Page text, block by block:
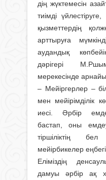
дің жүктемесін
тиімді
қызметтердің
арттыруға
аудандық
дәріге­рі
мерекесінде
– Мейіргерлер –
мен мейiрiмдiлiк
иесi. Әрбір
бастап, оны
тiршiлiктiң бел
мейiрбикелер
Еліміздің
дамуы әрбір ақ